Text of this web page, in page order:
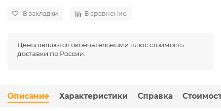
В закладки В сравнение
Цены являются окончательными плюс стоимость
доставки по России.
Описание Характеристики Справка